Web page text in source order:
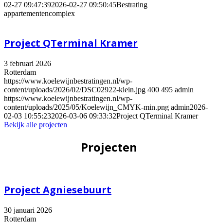
02-27 09:47:392026-02-27 09:50:45Bestrating
appartementencomplex
Project QTerminal Kramer
3 februari 2026
Rotterdam
https://www.koelewijnbestratingen.nl/wp-
content/uploads/2026/02/DSC02922-klein.jpg 400 495 admin
https://www.koelewijnbestratingen.nl/wp-
content/uploads/2025/05/Koelewijn_CMYK-min.png admin2026-
02-03 10:55:232026-03-06 09:33:32Project QTerminal Kramer
Bekijk alle projecten
Projecten
Project Agniesebuurt
30 januari 2026
Rotterdam